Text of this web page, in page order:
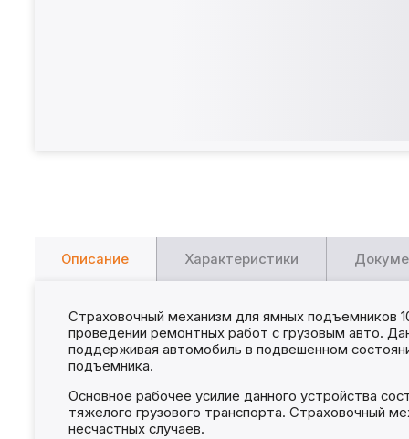
Описание Характеристики
Страховочный механизм для ямных подъемников
проведении ремонтных работ с грузовым авто.
поддерживая автомобиль в подвешенном
подъемника.
Основное рабочее усилие данного устройства
тяжелого грузового транспорта. Страховочный
несчастных случаев.